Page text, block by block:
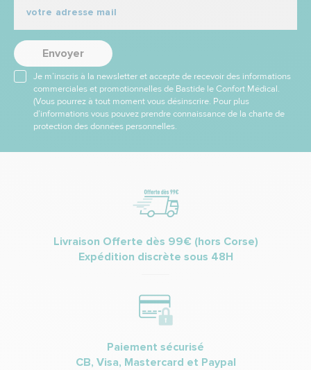
Envoyer
Je m’inscris à la newsletter et accepte de recevoir des informations
commerciales et promotionnelles de Bastide le Confort Médical.
(Vous pourrez à tout moment vous désinscrire. Pour plus
d’informations vous pouvez prendre connaissance de la charte de
protection des données personnelles.
Livraison Offerte dès 99€ (hors Corse)
Expédition discrète sous 48H
Paiement sécurisé
CB, Visa, Mastercard et Paypal